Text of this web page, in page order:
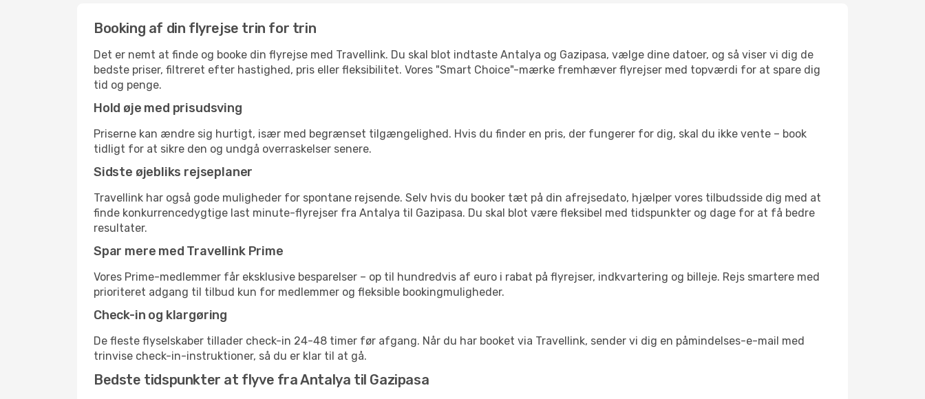
Booking af din flyrejse trin for trin
Det er nemt at finde og booke din flyrejse med Travellink. Du skal blot indtaste Antalya og Gazipasa, vælge dine datoer, og så viser vi dig de
bedste priser, filtreret efter hastighed, pris eller fleksibilitet. Vores "Smart Choice"-mærke fremhæver flyrejser med topværdi for at spare dig
tid og penge.
Hold øje med prisudsving
Priserne kan ændre sig hurtigt, især med begrænset tilgængelighed. Hvis du finder en pris, der fungerer for dig, skal du ikke vente – book
tidligt for at sikre den og undgå overraskelser senere.
Sidste øjebliks rejseplaner
Travellink har også gode muligheder for spontane rejsende. Selv hvis du booker tæt på din afrejsedato, hjælper vores tilbudsside dig med at
finde konkurrencedygtige last minute-flyrejser fra Antalya til Gazipasa. Du skal blot være fleksibel med tidspunkter og dage for at få bedre
resultater.
Spar mere med Travellink Prime
Vores Prime-medlemmer får eksklusive besparelser – op til hundredvis af euro i rabat på flyrejser, indkvartering og billeje. Rejs smartere med
prioriteret adgang til tilbud kun for medlemmer og fleksible bookingmuligheder.
Check-in og klargøring
De fleste flyselskaber tillader check-in 24-48 timer før afgang. Når du har booket via Travellink, sender vi dig en påmindelses-e-mail med
trinvise check-in-instruktioner, så du er klar til at gå.
Bedste tidspunkter at flyve fra Antalya til Gazipasa